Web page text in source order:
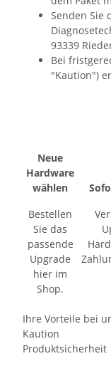
Senden Sie
93339
Bei
"Kaution")
Neue
Hardware
wählen
Bestellen
Sie das
passende
Upgrade
hier im
Shop.
Ihre Vorteile bei
Kaution
Produktsicherheit